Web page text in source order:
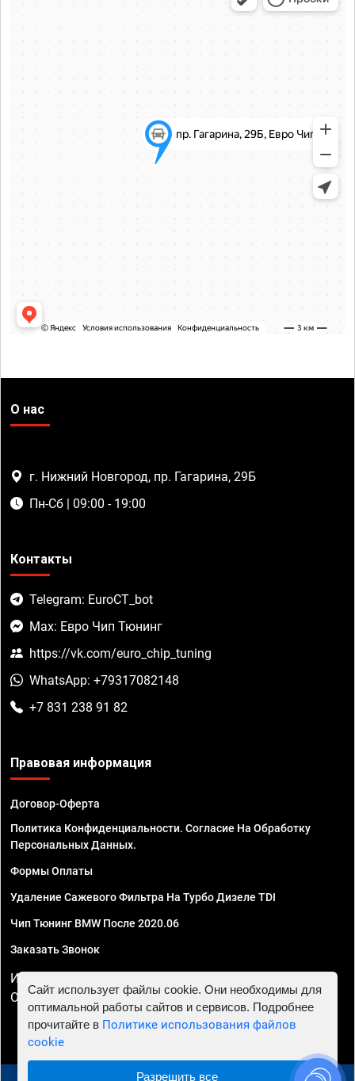
О нас
г. Нижний Новгород, пр. Гагарина, 29Б
Пн-Сб | 09:00 - 19:00
Контакты
Telegram: EuroCT_bot
Max: Евро Чип Тюнинг
https://vk.com/euro_chip_tuning
WhatsApp: +79317082148
+7 831 238 91 82
Правовая информация
Договор-Оферта
Политика Конфиденциальности. Согласие На Обработку
Персональных Данных.
Формы Оплаты
Удаление Сажевого Фильтра На Турбо Дизеле TDI
Чип Тюнинг BMW После 2020.06
Заказать Звонок
ИП Смирнов Георгий Павлович. ИНН 781302555843,
ОГРНИП 324470400032610
Сайт использует файлы cookie. Они необходимы для
оптимальной работы сайтов и сервисов. Подробнее
прочитайте в Политике использования файлов
cookie
Разрешить все